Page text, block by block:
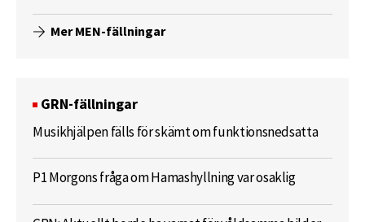
Mer MEN-fällningar
GRN-fällningar
Musikhjälpen fälls för skämt om funktionsnedsatta
P1 Morgons fråga om Hamashyllning var osaklig